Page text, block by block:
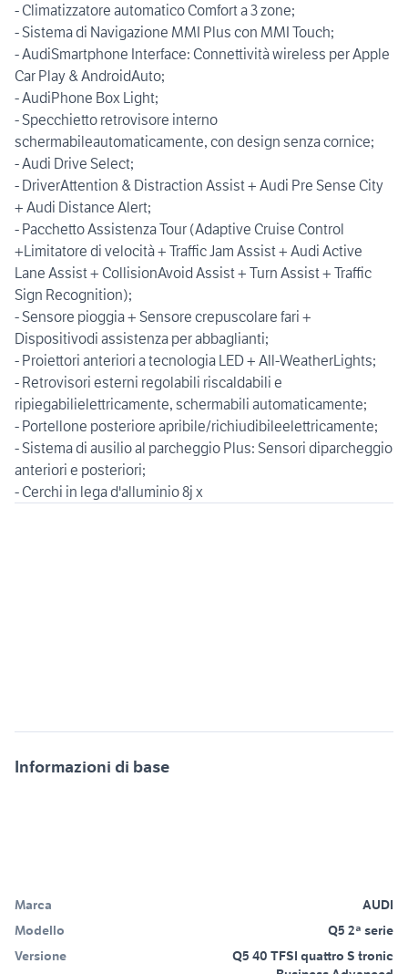
- Climatizzatore automatico Comfort a 3 zone;
- Sistema di Navigazione MMI Plus con MMI Touch;
- AudiSmartphone Interface: Connettività wireless per Apple
Car Play & AndroidAuto;
- AudiPhone Box Light;
- Specchietto retrovisore interno
schermabileautomaticamente, con design senza cornice;
- Audi Drive Select;
- DriverAttention & Distraction Assist + Audi Pre Sense City
+ Audi Distance Alert;
- Pacchetto Assistenza Tour (Adaptive Cruise Control
+Limitatore di velocità + Traffic Jam Assist + Audi Active
Lane Assist + CollisionAvoid Assist + Turn Assist + Traffic
Sign Recognition);
- Sensore pioggia + Sensore crepuscolare fari +
Dispositivodi assistenza per abbaglianti;
- Proiettori anteriori a tecnologia LED + All-WeatherLights;
- Retrovisori esterni regolabili riscaldabili e
ripiegabilielettricamente, schermabili automaticamente;
- Portellone posteriore apribile/richiudibileelettricamente;
- Sistema di ausilio al parcheggio Plus: Sensori diparcheggio
anteriori e posteriori;
- Cerchi in lega d'alluminio 8j x
Informazioni di base
Marca
AUDI
Modello
Q5 2ª serie
Versione
Q5 40 TFSI quattro S tronic